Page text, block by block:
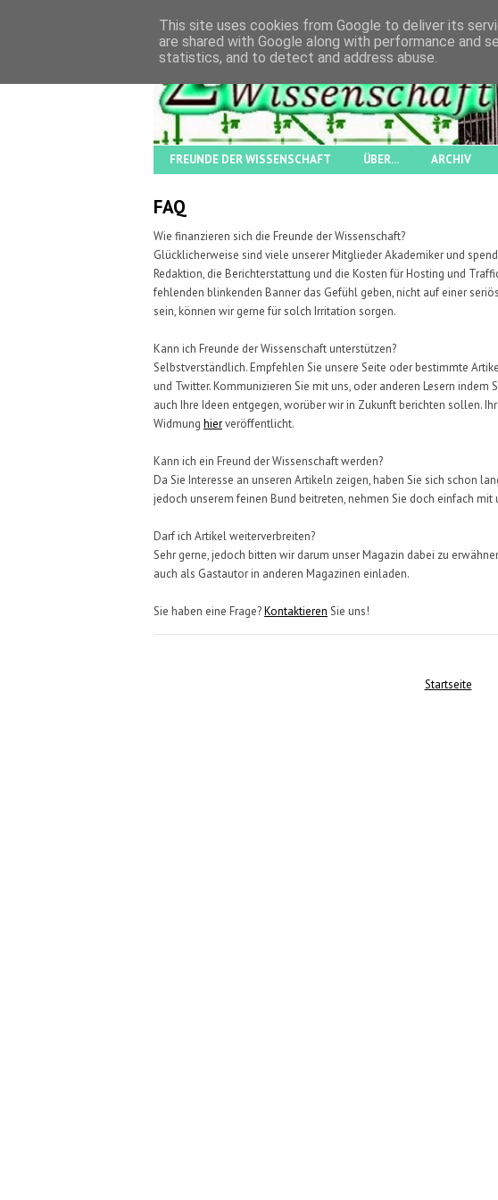
FREUNDE DER WISSENSCHAFT ÜBER... ARCHIV
FAQ
Wie finanzieren sich die Freunde der Wissenschaft?
Glücklicherweise sind viele unserer Mitglieder Akademiker und
Redaktion, die Berichterstattung und die Kosten für Hosting und
fehlenden blinkenden Banner das Gefühl geben, nicht auf einer
sein, können wir gerne für solch Irritation sorgen.
Kann ich Freunde der Wissenschaft unterstützen?
Selbstverständlich. Empfehlen Sie unsere Seite oder bestimmte
und Twitter. Kommunizieren Sie mit uns, oder anderen Lesern indem
auch Ihre Ideen entgegen, worüber wir in Zukunft berichten sollen.
Widmung hierveröffentlicht.
Kann ich ein Freund der Wissenschaft werden?
Da Sie Interesse an unseren Artikeln zeigen, haben Sie sich schon
jedoch unserem feinen Bund beitreten, nehmen Sie doch einfach mit
Darf ich Artikel weiterverbreiten?
Sehr gerne, jedoch bitten wir darum unser Magazin dabei zu
auch als Gastautor in anderen Magazinen einladen.
Sie haben eine Frage?Kontaktieren Sie uns!
Startseite
This site uses cookies from Google to deliver its
are shared with Google along with performance and
statistics, and to detect and address abuse.